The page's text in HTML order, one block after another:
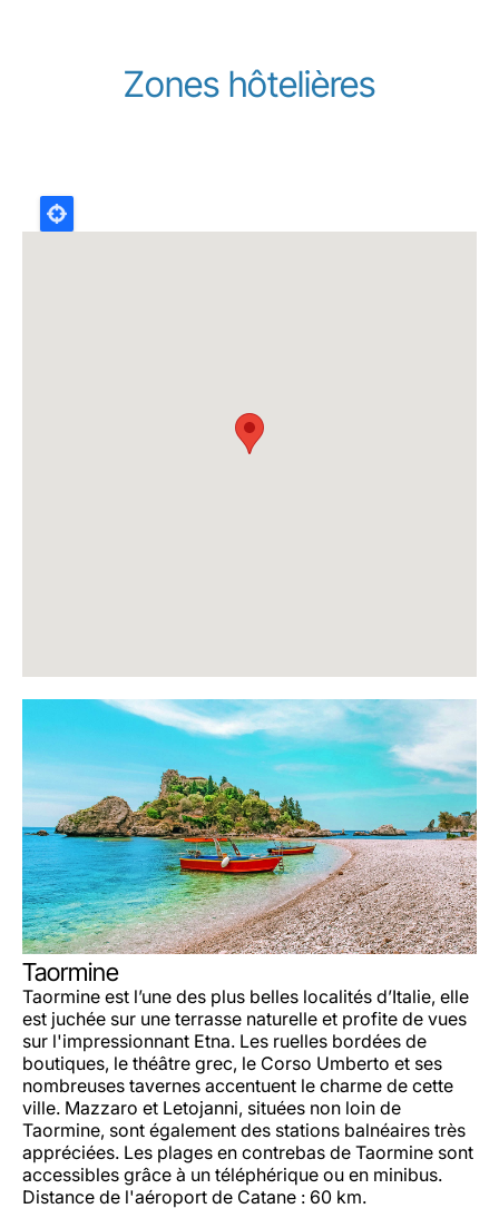
Zones hôtelières
Taormine
Taormine est l’une des plus belles localités d’Italie, elle
est juchée sur une terrasse naturelle et profite de vues
sur l'impressionnant Etna. Les ruelles bordées de
boutiques, le théâtre grec, le Corso Umberto et ses
nombreuses tavernes accentuent le charme de cette
ville. Mazzaro et Letojanni, situées non loin de
Taormine, sont également des stations balnéaires très
appréciées. Les plages en contrebas de Taormine sont
accessibles grâce à un téléphérique ou en minibus.
Distance de l'aéroport de Catane : 60 km.